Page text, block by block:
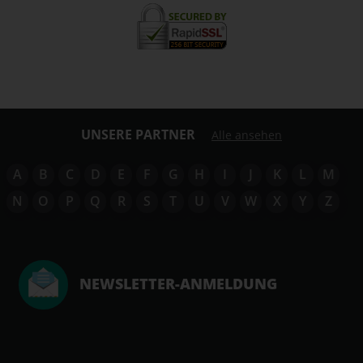
UNSERE PARTNER Alle ansehen
A B C D E F G H I J K L
M
N
O P Q R S T U V W X Y Z
NEWSLETTER-ANMELDUNG